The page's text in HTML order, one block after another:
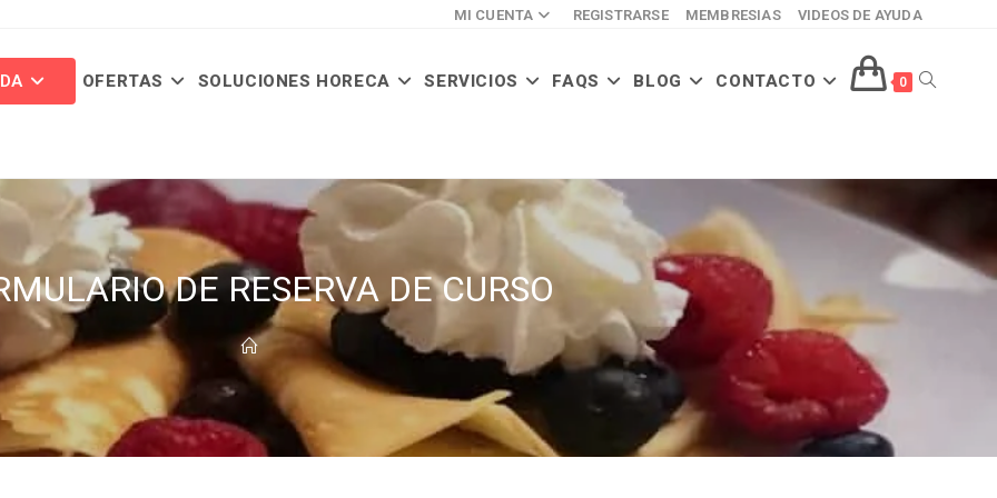
MI CUENTA REGISTRARSE MEMBRESIAS VIDEOS DE AYUDA
OFERTAS SOLUCIONES HORECA SERVICIOS FAQS BLOG CONTACTO 0 ALTERNAR
DE
DE RESERVA DE CURSO